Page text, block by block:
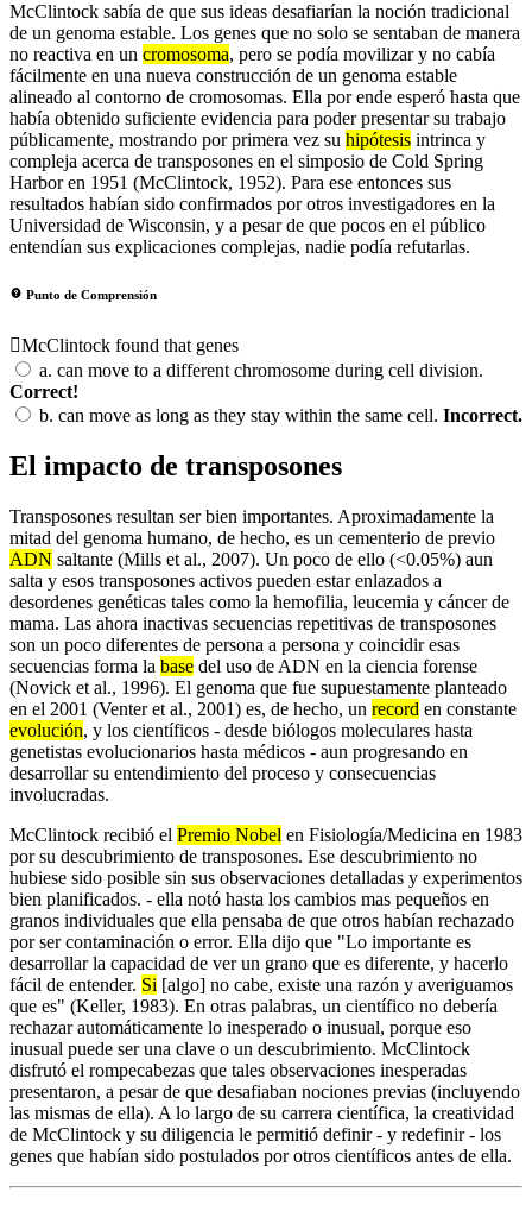
McClintock sabía de que sus ideas desafiarían la noción tradicional
de un genoma estable. Los genes que no solo se sentaban de manera
no reactiva en un cromosoma, pero se podía movilizar y no cabía
fácilmente en una nueva construcción de un genoma estable
alineado al contorno de cromosomas. Ella por ende esperó hasta que
había obtenido suficiente evidencia para poder presentar su trabajo
públicamente, mostrando por primera vez su hipótesis intrinca y
compleja acerca de transposones en el simposio de Cold Spring
Harbor en 1951 (McClintock, 1952). Para ese entonces sus
resultados habían sido confirmados por otros investigadores en la
Universidad de Wisconsin, y a pesar de que pocos en el público
entendían sus explicaciones complejas, nadie podía refutarlas.
Punto de Comprensión
McClintock found that genes
a. can move to a different chromosome during cell division.
Correct!
b. can move as long as they stay within the same cell. Incorrect.
El impacto de transposones
Transposones resultan ser bien importantes. Aproximadamente la
mitad del genoma humano, de hecho, es un cementerio de previo
ADN saltante (Mills et al., 2007). Un poco de ello (<0.05%) aun
salta y esos transposones activos pueden estar enlazados a
desordenes genéticas tales como la hemofilia, leucemia y cáncer de
mama. Las ahora inactivas secuencias repetitivas de transposones
son un poco diferentes de persona a persona y coincidir esas
secuencias forma la base del uso de ADN en la ciencia forense
(Novick et al., 1996). El genoma que fue supuestamente planteado
en el 2001 (Venter et al., 2001) es, de hecho, un record en constante
evolución, y los científicos - desde biólogos moleculares hasta
genetistas evolucionarios hasta médicos - aun progresando en
desarrollar su entendimiento del proceso y consecuencias
involucradas.
McClintock recibió el Premio Nobel en Fisiología/Medicina en 1983
por su descubrimiento de transposones. Ese descubrimiento no
hubiese sido posible sin sus observaciones detalladas y experimentos
bien planificados. - ella notó hasta los cambios mas pequeños en
granos individuales que ella pensaba de que otros habían rechazado
por ser contaminación o error. Ella dijo que "Lo importante es
desarrollar la capacidad de ver un grano que es diferente, y hacerlo
fácil de entender. Si [algo] no cabe, existe una razón y averiguamos
que es" (Keller, 1983). En otras palabras, un científico no debería
rechazar automáticamente lo inesperado o inusual, porque eso
inusual puede ser una clave o un descubrimiento. McClintock
disfrutó el rompecabezas que tales observaciones inesperadas
presentaron, a pesar de que desafiaban nociones previas (incluyendo
las mismas de ella). A lo largo de su carrera científica, la creatividad
de McClintock y su diligencia le permitió definir - y redefinir - los
genes que habían sido postulados por otros científicos antes de ella.